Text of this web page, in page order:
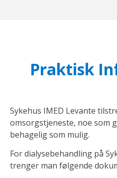
Praktisk
Sykehus IMED Levante
omsorgstjeneste, noe som
behagelig som mulig.
For dialysebehandling på
trenger man følgende